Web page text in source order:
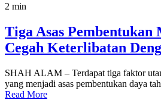
2 min
Tiga Asas
Cegah Keterlibatan
SHAH ALAM – Terdapat tiga faktor
yang menjadi asas pembentukan daya
Read More